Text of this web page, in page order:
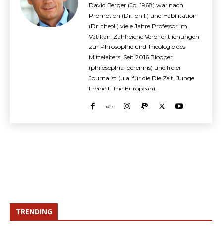
David Berger (Jg. 1968) war nach
Promotion (Dr. phil.) und Habilitation
(Dr. theol.) viele Jahre Professor im
Vatikan. Zahlreiche Veröffentlichungen
zur Philosophie und Theologie des
Mittelalters. Seit 2016 Blogger
(philosophia-perennis) und freier
Journalist (u.a. für die Die Zeit, Junge
Freiheit, The European).
TRENDING